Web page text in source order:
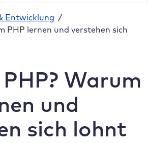
Entwicklung /
PHP lernen und verstehen sich
Warum
und
sich lohnt